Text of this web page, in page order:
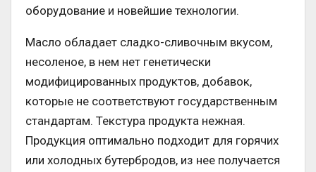
оборудование и новейшие технологии.
Масло обладает сладко-сливочным вкусом,
несоленое, в нем нет генетически
модифицированных продуктов, добавок,
которые не соответствуют государственным
стандартам. Текстура продукта нежная.
Продукция оптимально подходит для горячих
или холодных бутербродов, из нее получается